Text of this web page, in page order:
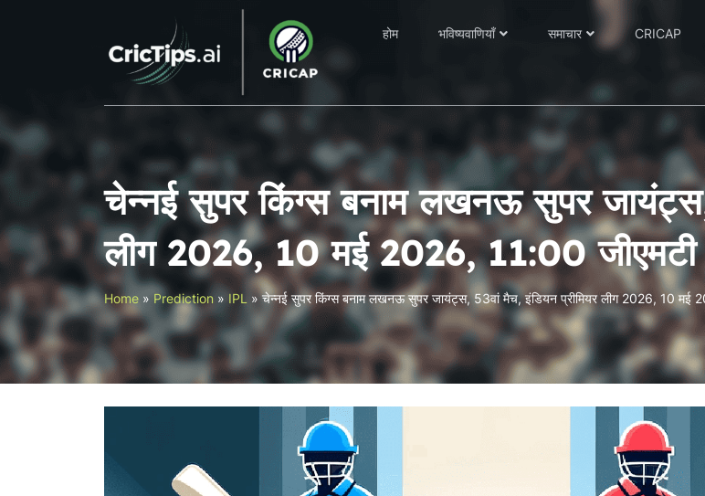
होम भविष्यवाणियाँ समाचार CRICAP
चेन्नई सुपर किंग्स बनाम लखनऊ सुपर जायंट्स,
लीग 2026, 10 मई 2026, 11:00 जीएमटी
Home » Prediction » IPL »चेन्नई सुपर किंग्स बनाम लखनऊ सुपर जायंट्स, 53वां मैच, इंडियन प्रीमियर लीग 2026, 10 मई